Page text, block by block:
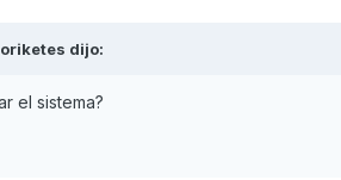
dijo:
el sistema?